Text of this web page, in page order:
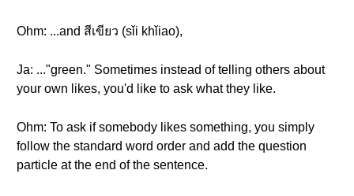
Ohm: ...and สีเขียว (sǐi khǐiao),
Ja: ..."green." Sometimes instead of telling others about
your own likes, you'd like to ask what they like.
Ohm: To ask if somebody likes something, you simply
follow the standard word order and add the question
particle at the end of the sentence.